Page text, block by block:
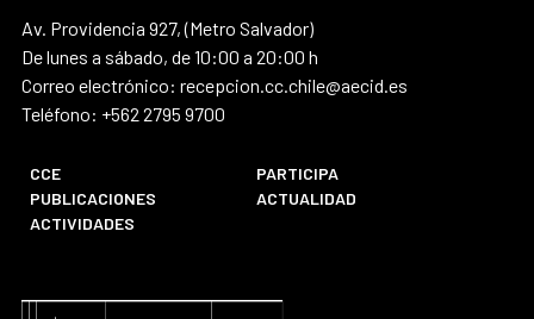
Av. Providencia 927, (Metro Salvador)
De lunes a sábado, de 10:00 a 20:00 h
Correo electrónico: recepcion.cc.chile@aecid.es
Teléfono: +562 2795 9700
CCE
PARTICIPA
PUBLICACIONES
ACTUALIDAD
ACTIVIDADES